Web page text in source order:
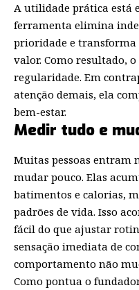
A utilidade prática está
ferramenta elimina
prioridade e transforma
valor. Como resultado,
regularidade. Em
atenção demais, ela
bem-estar.
Medir tudo e
Muitas pessoas entram
mudar pouco. Elas
batimentos e calorias,
padrões de vida. Isso
fácil do que ajustar
sensação imediata de
comportamento não
Como pontua o